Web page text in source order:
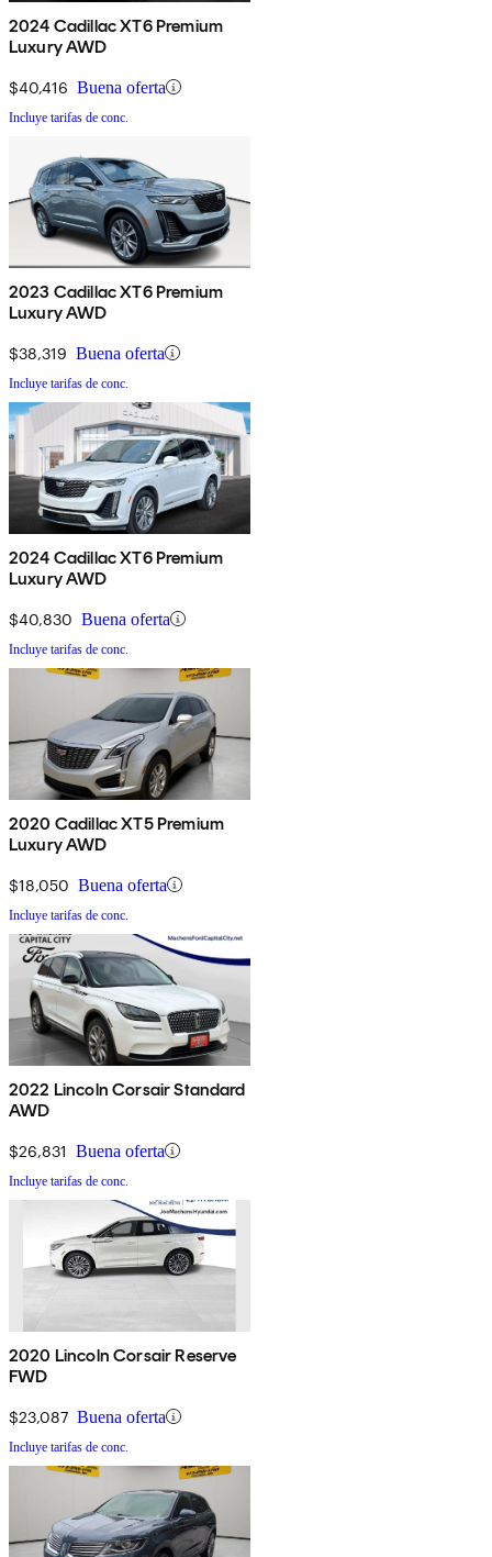
2024 Cadillac XT6 Premium
Luxury AWD
$40,416 Buena oferta
Incluye tarifas de conc.
2023 Cadillac XT6 Premium
Luxury AWD
$38,319 Buena oferta
Incluye tarifas de conc.
2024 Cadillac XT6 Premium
Luxury AWD
$40,830 Buena oferta
Incluye tarifas de conc.
2020 Cadillac XT5 Premium
Luxury AWD
$18,050 Buena oferta
Incluye tarifas de conc.
2022 Lincoln Corsair Standard
AWD
$26,831 Buena oferta
Incluye tarifas de conc.
2020 Lincoln Corsair Reserve
FWD
$23,087 Buena oferta
Incluye tarifas de conc.